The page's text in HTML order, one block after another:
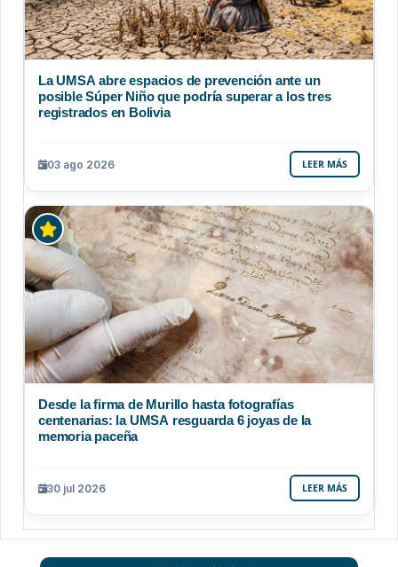
La UMSA abre espacios de prevención ante un
posible Súper Niño que podría superar a los tres
registrados en Bolivia
03 ago 2026 LEER MÁS
Desde la firma de Murillo hasta fotografías
centenarias: la UMSA resguarda 6 joyas de la
memoria paceña
30 jul 2026 LEER MÁS